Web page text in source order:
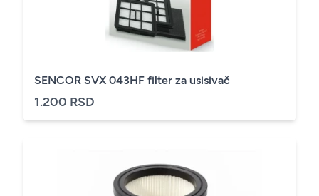
SENCOR SVX 043HF filter za usisivač
1.200 RSD